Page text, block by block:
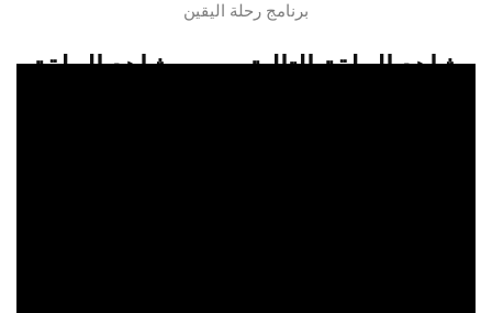
برنامج رحلة اليقين
شاهد الحلقة التالية
شاهد الحلقة